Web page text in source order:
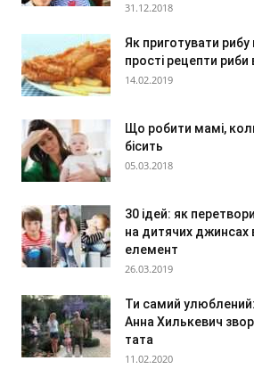
31.12.2018
Як приготувати рибу
прості рецепти риби
14.02.2019
Що робити мамі,
бісить
05.03.2018
30 ідей: як
на дитячих джинсах
елемент
26.03.2019
Ти самий
Анна Хилькевич
тата
11.02.2020